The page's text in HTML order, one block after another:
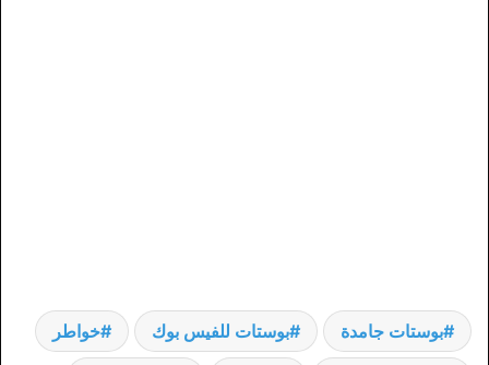
بوستات جامدة بوستات للفيس بوك خواطر